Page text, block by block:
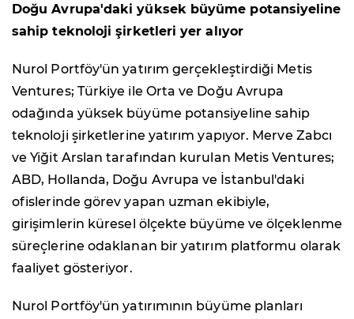
Doğu Avrupa'daki yüksek büyüme potansiyeline
sahip teknoloji şirketleri yer alıyor
Nurol Portföy'ün yatırım gerçekleştirdiği Metis
Ventures; Türkiye ile Orta ve Doğu Avrupa
odağında yüksek büyüme potansiyeline sahip
teknoloji şirketlerine yatırım yapıyor. Merve Zabcı
ve Yiğit Arslan tarafından kurulan Metis Ventures;
ABD, Hollanda, Doğu Avrupa ve İstanbul'daki
ofislerinde görev yapan uzman ekibiyle,
girişimlerin küresel ölçekte büyüme ve ölçeklenme
süreçlerine odaklanan bir yatırım platformu olarak
faaliyet gösteriyor.
Nurol Portföy'ün yatırımının büyüme planları